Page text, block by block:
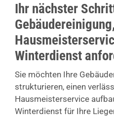
Ihr nächster
Gebäudereinigung,
Winterdienst
Sie möchten Ihre
strukturieren, einen
Hausmeisterservice
Winterdienst für Ihre